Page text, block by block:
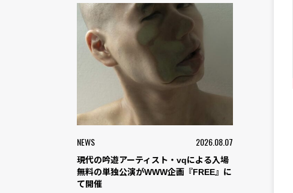
NEWS 2026.08.07
現代の吟遊アーティスト・vqによる入場
無料の単独公演がWWW企画『FREE』に
て開催